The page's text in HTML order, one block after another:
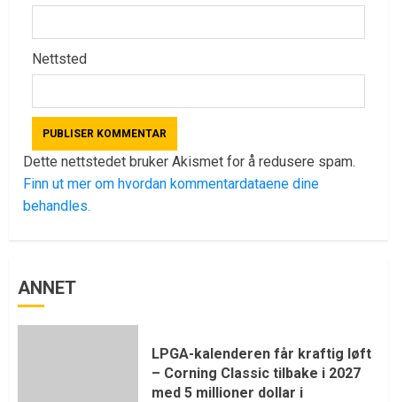
Nettsted
Dette nettstedet bruker Akismet for å redusere spam.
Finn ut mer om hvordan kommentardataene dine
behandles.
ANNET
LPGA-kalenderen får kraftig løft
– Corning Classic tilbake i 2027
med 5 millioner dollar i